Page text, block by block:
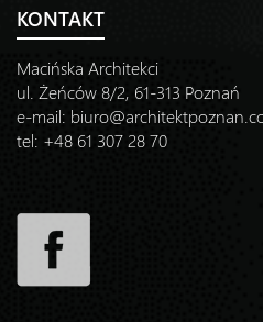
KONTAKT
Macińska Architekci
ul. Żeńców 8/2, 61-313 Poznań
e-mail:
tel: +48 61 307 28 70